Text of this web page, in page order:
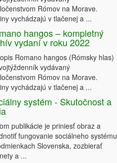
Rómov na Morave.
vychádzajú v tlačenej a ...
hangos – kompletný
vydaní v roku 2022
Romano hangos (Rómsky hlas)
vydávaný
Rómov na Morave.
vychádzajú v tlačenej a ...
systém - Skutočnost a
publikácie je priniesť obraz a
fungovanie sociálneho systému
Slovenska, zozbierať
a ...